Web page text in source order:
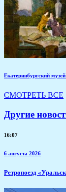
Екатеринбургский
СМОТРЕТЬ ВСЕ
Другие
16:07
6 августа 2026
​Ретропоезд